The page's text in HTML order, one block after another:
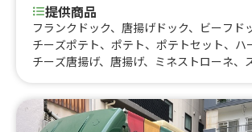
提供商品
フランクドック、唐揚げドック、ビーフド
チーズポテト、ポテト、ポテトセット、ハ
チーズ唐揚げ、唐揚げ、ミネストローネ、
き氷、かき氷、たこ焼き(７個入り)